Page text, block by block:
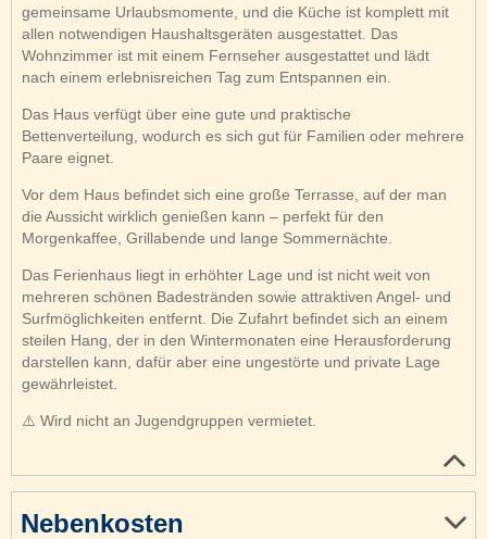
gemeinsame Urlaubsmomente, und die Küche ist komplett mit
allen notwendigen Haushaltsgeräten ausgestattet. Das
Wohnzimmer ist mit einem Fernseher ausgestattet und lädt
nach einem erlebnisreichen Tag zum Entspannen ein.
Das Haus verfügt über eine gute und praktische
Bettenverteilung, wodurch es sich gut für Familien oder mehrere
Paare eignet.
Vor dem Haus befindet sich eine große Terrasse, auf der man
die Aussicht wirklich genießen kann – perfekt für den
Morgenkaffee, Grillabende und lange Sommernächte.
Das Ferienhaus liegt in erhöhter Lage und ist nicht weit von
mehreren schönen Badestränden sowie attraktiven Angel- und
Surfmöglichkeiten entfernt. Die Zufahrt befindet sich an einem
steilen Hang, der in den Wintermonaten eine Herausforderung
darstellen kann, dafür aber eine ungestörte und private Lage
gewährleistet.
⚠️ Wird nicht an Jugendgruppen vermietet.
Nebenkosten